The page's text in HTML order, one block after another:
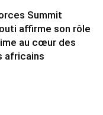
Summit
affirme son rôle
au cœur des
africains